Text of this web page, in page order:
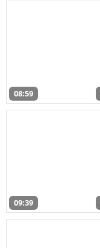
08:59
09:39